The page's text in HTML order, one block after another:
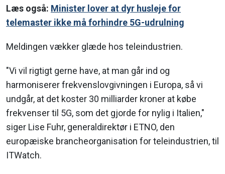
Læs også: Minister lover at dyr husleje for
telemaster ikke må forhindre 5G-udrulning
Meldingen vækker glæde hos teleindustrien.
"Vi vil rigtigt gerne have, at man går ind og
harmoniserer frekvenslovgivningen i Europa, så vi
undgår, at det koster 30 milliarder kroner at købe
frekvenser til 5G, som det gjorde for nylig i Italien,"
siger Lise Fuhr, generaldirektør i ETNO, den
europæiske brancheorganisation for teleindustrien, til
ITWatch.